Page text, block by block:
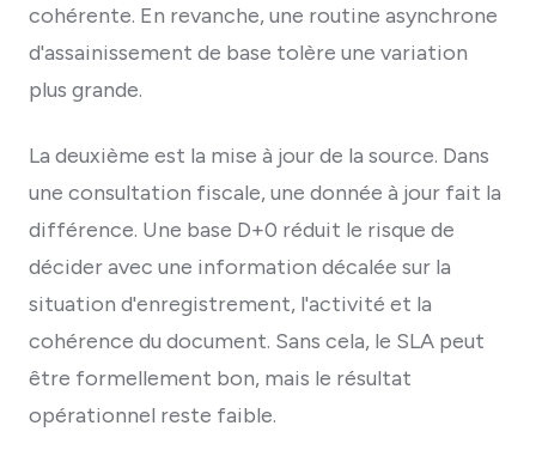
cohérente. En revanche, une routine asynchrone
d'assainissement de base tolère une variation
plus grande.
La deuxième est la mise à jour de la source. Dans
une consultation fiscale, une donnée à jour fait la
différence. Une base D+0 réduit le risque de
décider avec une information décalée sur la
situation d'enregistrement, l'activité et la
cohérence du document. Sans cela, le SLA peut
être formellement bon, mais le résultat
opérationnel reste faible.